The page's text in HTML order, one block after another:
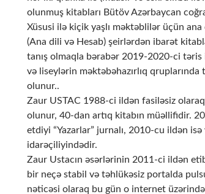
olunmuş kitabları Bütöv Azərbaycan
Xüsusi ilə kiçik yaşlı məktəblilər üçün
(Ana dili və Hesab) şeirlərdən ibarət
tanış olmaqla bərabər 2019-2020-ci
və liseylərin məktəbəhazırlıq
olunur..
Zaur USTAC 1988-ci ildən fasiləsiz
olunur, 40-dan artıq kitabın müəllifidir.
etdiyi “Yazarlar” jurnalı, 2010-cu ildən isə
idarəçiliyindədir.
Zaur Ustacın əsərlərinin 2011-ci ildən
bir neçə stabil və təhlükəsiz portalda
nəticəsi olaraq bu gün o internet